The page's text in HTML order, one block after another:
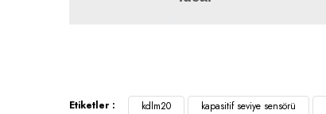
Etiketler : kdlm20 kapasitif seviye sensörü